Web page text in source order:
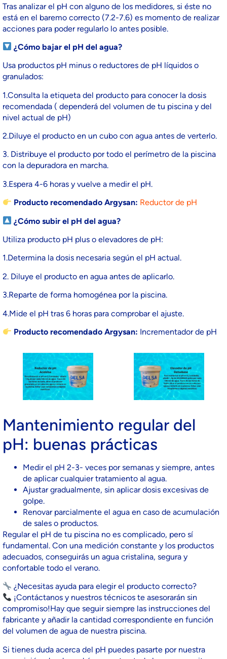
Tras analizar el pH con alguno de los medidores, si éste no
está en el baremo correcto (7.2-7.6) es momento de realizar
acciones para poder regularlo lo antes posible.
¿Cómo bajar el pH del agua?
Usa productos pH minus o reductores de pH líquidos o
granulados:
1.Consulta la etiqueta del producto para conocer la dosis
recomendada ( dependerá del volumen de tu piscina y del
nivel actual de pH)
2.Diluye el producto en un cubo con agua antes de verterlo.
3. Distribuye el producto por todo el perímetro de la piscina
con la depuradora en marcha.
3.Espera 4-6 horas y vuelve a medir el pH.
Producto recomendado Argysan: Reductor de pH
¿Cómo subir el pH del agua?
Utiliza producto pH plus o elevadores de pH:
1.Determina la dosis necesaria según el pH actual.
2. Diluye el producto en agua antes de aplicarlo.
3.Reparte de forma homogénea por la piscina.
4.Mide el pH tras 6 horas para comprobar el ajuste.
Producto recomendado Argysan: Incrementador de pH
Mantenimiento regular del
pH: buenas prácticas
Medir el pH 2-3- veces por semanas y siempre, antes
de aplicar cualquier tratamiento al agua.
Ajustar gradualmente, sin aplicar dosis excesivas de
golpe.
Renovar parcialmente el agua en caso de acumulación
de sales o productos.
Regular el pH de tu piscina no es complicado, pero sí
fundamental. Con una medición constante y los productos
adecuados, conseguirás un agua cristalina, segura y
confortable todo el verano.
¿Necesitas ayuda para elegir el producto correcto?
¡Contáctanos y nuestros técnicos te asesorarán sin
compromiso!Hay que seguir siempre las instrucciones del
fabricante y añadir la cantidad correspondiente en función
del volumen de agua de nuestra piscina.
Si tienes duda acerca del pH puedes pasarte por nuestra